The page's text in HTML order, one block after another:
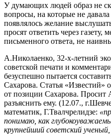
У думающих людей образ не
вопросы, на которые не давала
появлялось желание
просят ответить через
письменного ответа, не
А.Николаенко, 32-х-летний
советской печати и
безуспешно пытается
Сахарова. Статья «Известий»
от позиции Сахарова. Просит
разъяснить ему. (12.07.,
математик, Г.Твалчрелидзе:
понимаю, как
крупнейший советский